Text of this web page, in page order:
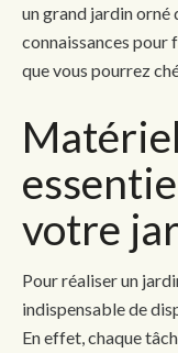
un grand jardin orné
connaissances pour
que vous pourrez
votre
Pour réaliser un
indispensable de
En effet, chaque